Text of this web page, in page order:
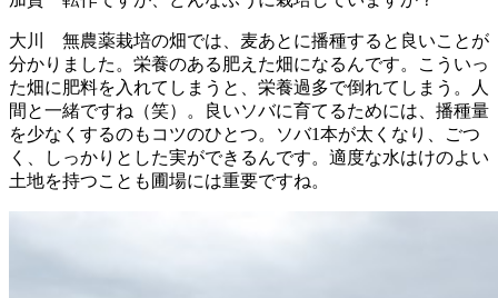
大川 無農薬栽培の畑では、麦あとに播種すると良いことが
分かりました。栄養のある肥えた畑になるんです。こういっ
た畑に肥料を入れてしまうと、栄養過多で倒れてしまう。人
間と一緒ですね（笑）。良いソバに育てるためには、播種量
を少なくするのもコツのひとつ。ソバ1本が太くなり、ごつ
く、しっかりとした実ができるんです。適度な水はけのよい
土地を持つことも圃場には重要ですね。